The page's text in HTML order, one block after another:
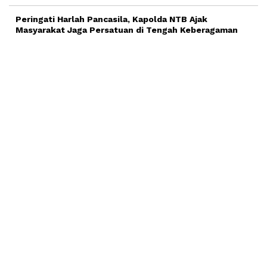
Peringati Harlah Pancasila, Kapolda NTB Ajak
Masyarakat Jaga Persatuan di Tengah Keberagaman